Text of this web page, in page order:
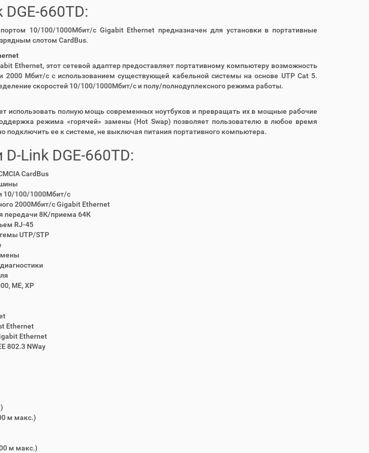
660TD:
10/100/1000Mбит/c Gigabit Ethernet предназначен для установки в портативные
слотом CardBus.
Ethernet, этот сетевой адаптер предоставляет портативному компьютеру возможность
2000 Мбит/с с использованием существующей кабельной системы на основе UTP Cat 5.
скоростей 10/100/1000Mбит/с и полу/полнодуплексного режима работы.
использовать полную мощь современных ноутбуков и превращать их в мощные рабочие
режима «горячей» замены (Hot Swap) позволяет пользователю в любое время
подключить ее к системе, не выключая питания портативного компьютера.
Link DGE-660TD:
CardBus
10/100/1000Mбит/с
2000Mбит/с Gigabit Ethernet
передачи 8К/приема 64К
RJ-45
UTP/STP
ME, XP
Ethernet
Ethernet
802.3 NWay
м макс.)
м макс.)